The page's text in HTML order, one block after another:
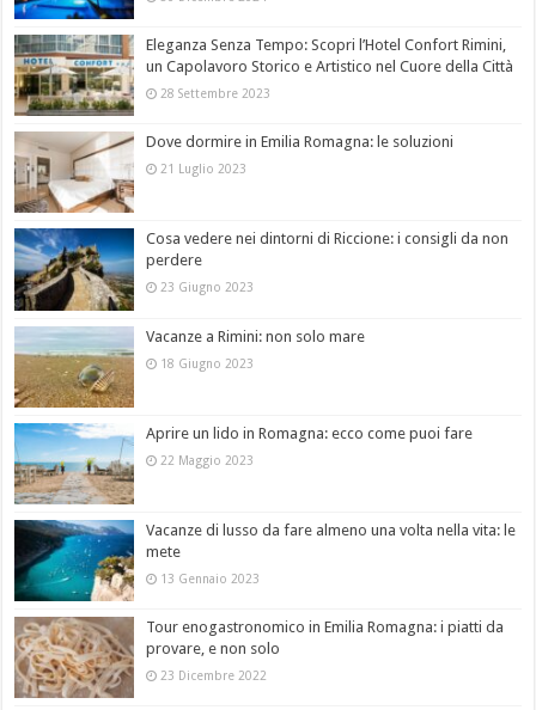
Eleganza Senza Tempo: Scopri l’Hotel Confort Rimini,
un Capolavoro Storico e Artistico nel Cuore della Città
28 Settembre 2023
Dove dormire in Emilia Romagna: le soluzioni
21 Luglio 2023
Cosa vedere nei dintorni di Riccione: i consigli da non
perdere
23 Giugno 2023
Vacanze a Rimini: non solo mare
18 Giugno 2023
Aprire un lido in Romagna: ecco come puoi fare
22 Maggio 2023
Vacanze di lusso da fare almeno una volta nella vita: le
mete
13 Gennaio 2023
Tour enogastronomico in Emilia Romagna: i piatti da
provare, e non solo
23 Dicembre 2022